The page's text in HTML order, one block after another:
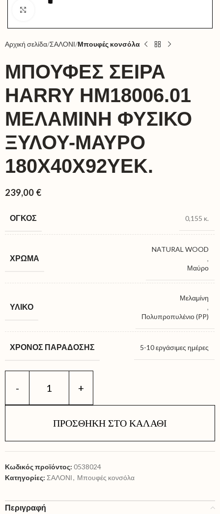
Αρχική σελίδα ΣΑΛΟΝΙ Μπουφές κονσόλα
ΜΠΟΥΦΕΣ ΣΕΙΡΑ
HARRY HM18006.01
ΜΕΛΑΜΙΝΗ ΦΥΣΙΚΟ
ΞΥΛΟΥ-ΜΑΥΡΟ
180X40X92ΥΕΚ.
239,00 €
ΌΓΚΟΣ 0,155 κ.
ΧΡΏΜΑ
NATURAL WOOD
,
Μαύρο
ΥΛΙΚΌ
Μελαμίνη
,
Πολυπροπυλένιο (PP)
ΧΡΌΝΟΣ ΠΑΡΆΔΟΣΗΣ 5-10 εργάσιμες ημέρες
ΠΡΟΣΘΉΚΗ ΣΤΟ ΚΑΛΆΘΙ
Κωδικός προϊόντος: 0538024
Κατηγορίες: ΣΑΛΟΝΙ, Μπουφές κονσόλα
Περιγραφή